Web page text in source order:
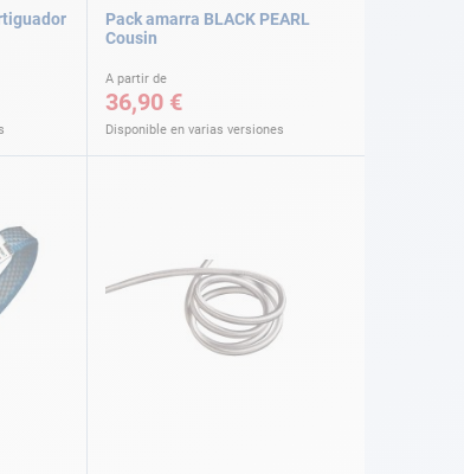
Pack amarra BLACK PEARL
Cousin
A partir de
36,90 €
Disponible en varias versiones